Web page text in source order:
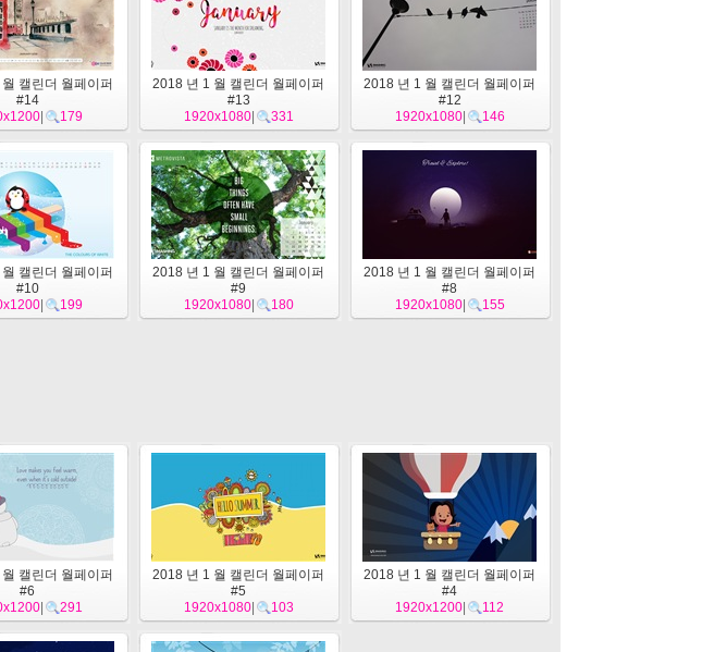
캘린더 월페이퍼
#14
| 179
2018 년 1 월 캘린더 월페이퍼
#13
1920x1080| 331
2018 년 1 월 캘린더 월페이퍼
#12
1920x1080| 146
캘린더 월페이퍼
#10
| 199
2018 년 1 월 캘린더 월페이퍼
#9
1920x1080| 180
2018 년 1 월 캘린더 월페이퍼
#8
1920x1080| 155
캘린더 월페이퍼
#6
| 291
2018 년 1 월 캘린더 월페이퍼
#5
1920x1080| 103
2018 년 1 월 캘린더 월페이퍼
#4
1920x1200
112